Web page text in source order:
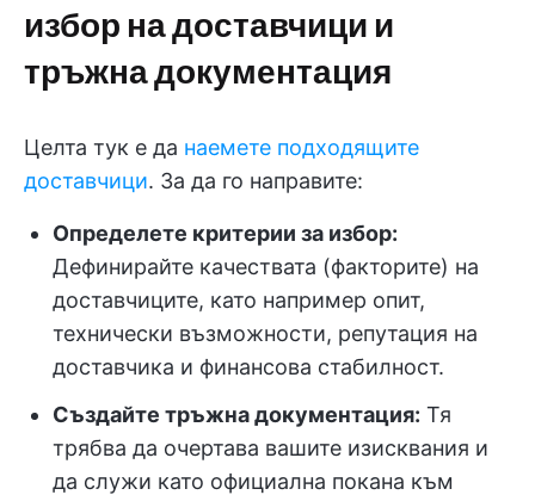
избор на доставчици и
тръжна документация
Целта тук е да наемете подходящите
доставчици. За да го направите:
Определете критерии за избор:
Дефинирайте качествата (факторите) на
доставчиците, като например опит,
технически възможности, репутация на
доставчика и финансова стабилност.
Създайте тръжна документация: Тя
трябва да очертава вашите изисквания и
да служи като официална покана към